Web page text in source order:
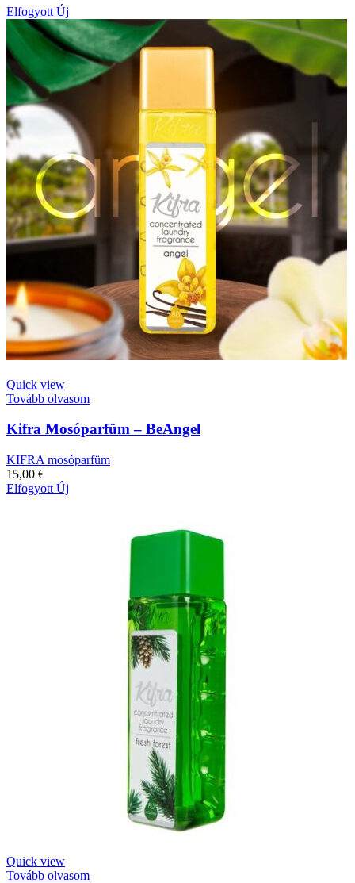
Elfogyott Új
Quick view
Tovább olvasom
Kifra Mosóparfüm – BeAngel
KIFRA mosóparfüm
15,00 €
Elfogyott Új
Quick view
Tovább olvasom